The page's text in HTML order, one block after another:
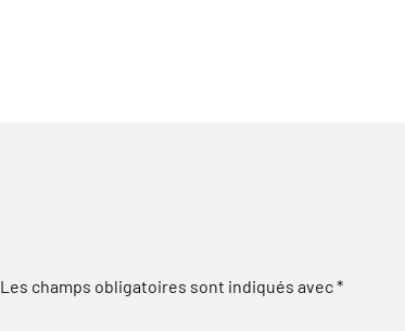
Les champs obligatoires sont indiqués avec*